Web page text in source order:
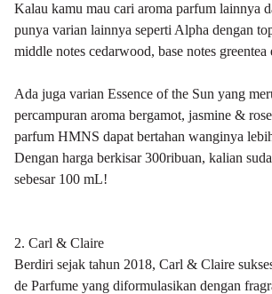
Kalau kamu mau cari aroma parfum lainnya
punya varian lainnya seperti Alpha dengan
middle notes cedarwood, base notes greentea
Ada juga varian Essence of the Sun yang
percampuran aroma bergamot, jasmine &
parfum HMNS dapat bertahan wanginya
Dengan harga berkisar 300ribuan, kalian
sebesar 100 mL!
2. Carl & Claire
Berdiri sejak tahun 2018, Carl & Claire
de Parfume yang diformulasikan dengan